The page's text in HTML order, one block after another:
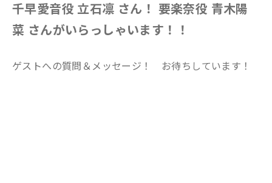
千早愛音役 立石凛 さん！ 要楽奈役 青木陽
菜 さんがいらっしゃいます！！
ゲストへの質問＆メッセージ！ お待ちしています！